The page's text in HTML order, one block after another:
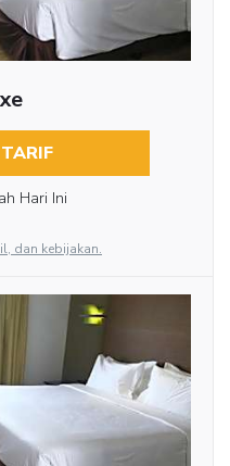
Hari Ini
dan kebijakan.